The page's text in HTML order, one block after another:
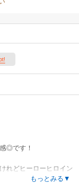
◎です！
れどヒーローヒロイン
もっとみる▼